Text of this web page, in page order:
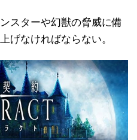
スターや幻獣の脅威に備
げなければならない。